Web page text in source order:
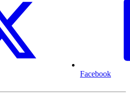
Facebook